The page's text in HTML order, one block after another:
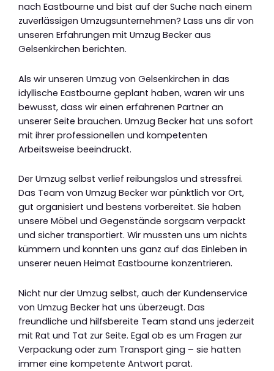
nach Eastbourne und bist auf der Suche nach einem
zuverlässigen Umzugsunternehmen? Lass uns dir von
unseren Erfahrungen mit Umzug Becker aus
Gelsenkirchen berichten.
Als wir unseren Umzug von Gelsenkirchen in das
idyllische Eastbourne geplant haben, waren wir uns
bewusst, dass wir einen erfahrenen Partner an
unserer Seite brauchen. Umzug Becker hat uns sofort
mit ihrer professionellen und kompetenten
Arbeitsweise beeindruckt.
Der Umzug selbst verlief reibungslos und stressfrei.
Das Team von Umzug Becker war pünktlich vor Ort,
gut organisiert und bestens vorbereitet. Sie haben
unsere Möbel und Gegenstände sorgsam verpackt
und sicher transportiert. Wir mussten uns um nichts
kümmern und konnten uns ganz auf das Einleben in
unserer neuen Heimat Eastbourne konzentrieren.
Nicht nur der Umzug selbst, auch der Kundenservice
von Umzug Becker hat uns überzeugt. Das
freundliche und hilfsbereite Team stand uns jederzeit
mit Rat und Tat zur Seite. Egal ob es um Fragen zur
Verpackung oder zum Transport ging – sie hatten
immer eine kompetente Antwort parat.